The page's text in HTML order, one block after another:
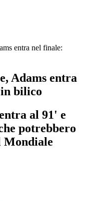
entra nel finale:
Adams entra
bilico
al 91' e
potrebbero
Mondiale